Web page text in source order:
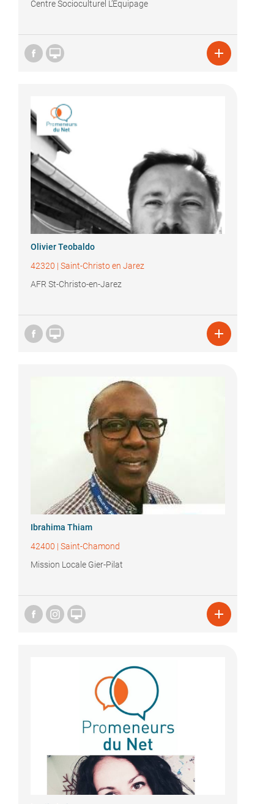
Centre Socioculturel L’Équipage
 
Olivier Teobaldo
42320 | Saint-Christo en Jarez
AFR St-Christo-en-Jarez
 
Ibrahima Thiam
42400 | Saint-Chamond
Mission Locale Gier-Pilat
 